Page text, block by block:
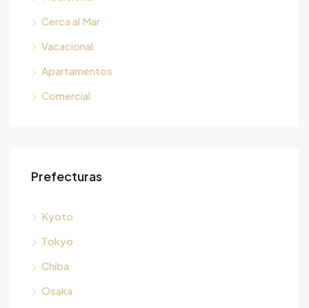
Cerca al Mar
Vacacional
Apartamentos
Comercial
Prefecturas
Kyoto
Tokyo
Chiba
Osaka